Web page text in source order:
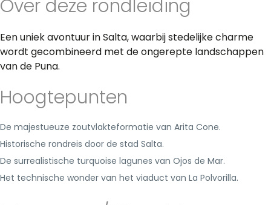
Over deze rondleiding
Een uniek avontuur in Salta, waarbij stedelijke charme
wordt gecombineerd met de ongerepte landschappen
van de Puna.
Hoogtepunten
De majestueuze zoutvlakteformatie van Arita Cone.
Historische rondreis door de stad Salta.
De surrealistische turquoise lagunes van Ojos de Mar.
Het technische wonder van het viaduct van La Polvorilla.